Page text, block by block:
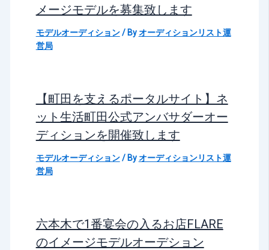
メージモデルを募集致します
モデルオーディション/ Byオーディションリスト運
営局
【町田を支えるポータルサイト】ネ
ット生活町田公式アンバサダーオー
ディションを開催致します
モデルオーディション/ Byオーディションリスト運
営局
六本木で1番宴会の入るお店FLARE
のイメージモデルオーデション